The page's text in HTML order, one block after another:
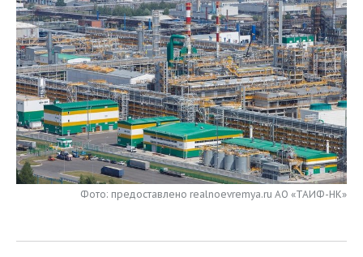
ВУЗЫ ТАТАРСТАНА
КОМУ ПРИНАДЛЕЖАТ
ТОРГОВЫЕ ЦЕНТРЫ
ТАТАРСТАНА
БАНКИ
БЮДЖЕТ
ИНВЕСТИЦИИ
АГРОПРОМ
МАШИНОСТРОЕНИЕ
НЕФТЕХИМИЯ
НЕФТЬ
ОПК
НОВОСТИ НЕДВИЖИМОСТИ
АВТО
НОВОСТИ АВТО
БИЗНЕС
НОВОСТИ БИЗНЕСА
РОЗНИЧНАЯ ТОРГОВЛЯ
ТРАНСПОРТ
ТЕХНОЛОГИИ
НОВОСТИ ТЕХНОЛОГИЙ
IT
ТЕЛЕКОММУНИКАЦИИ
МЕРОПРИЯТИЯ
НОВОСТИ МЕРОПРИЯТИЙ
ВЫЕЗДНАЯ РЕДАКЦИЯ
БИЗНЕС-БРАНЧИ
СПОРТ
НОВОСТИ СПОРТА
ФУТБОЛ
НОВОСТИ ОБЩЕСТВА
ФОТОГАЛЕРЕЯ
Фото: предоставлено realnoevremya.ru АО «ТАИФ-НК»